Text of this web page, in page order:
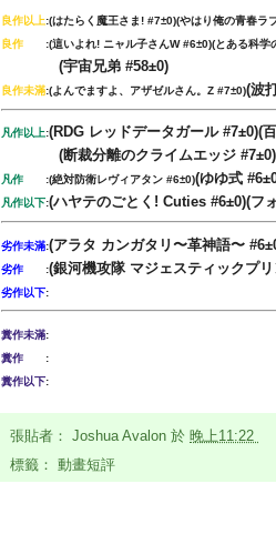
良作以上:(はたらく魔王さま! #7±0)(やはり俺の青春ラ
良作
:(這いよれ! ニャル子さんW #6±0)(とある科学
(宇宙兄弟 #58±0)
良作未滿:(よんでますよ、アザゼルさん。Z #7±0)(波
凡作以上:(RDG レッドデータガール #7±0)(
(断裁分離のクライムエッジ #7±0)
凡作 :(絶対防衛レヴィアタン #6±0)(ゆゆ式 #6
凡作以下:(ハヤテのごとく! Cuties #6±0)(フ
劣作未滿:(アラタ カンガタリ〜革神語〜 #6
劣作 :(銀河機攻隊 マジェスティックプリ
劣作以下:
糞作未滿:
糞作
:
糞作以下:
張貼者： Joshua Avalon 於 晚上11:22
標籤： 動畫短評